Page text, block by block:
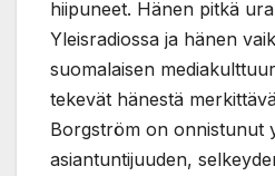
hiipuneet. Hänen pitkä
Yleisradiossa ja hänen
suomalaisen
tekevät hänestä
Borgström on onnistunut
asiantuntijuuden,